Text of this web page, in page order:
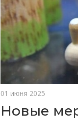
01 июня 2025
Новые